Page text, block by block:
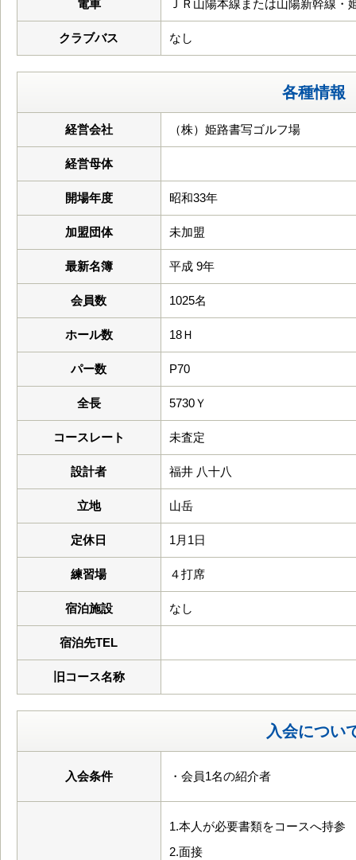
電車 ＪＲ山陽本線または山陽新幹線・
クラブバス なし
各種情報
経営会社 （株）姫路書写ゴルフ場
経営母体
開場年度 昭和33年
加盟団体 未加盟
最新名簿 平成 9年
会員数 1025名
ホール数 18Ｈ
パー数 P70
全長 5730Ｙ
コースレート 未査定
設計者 福井 八十八
立地 山岳
定休日 1月1日
練習場 ４打席
宿泊施設 なし
宿泊先TEL
旧コース名称
入会につい
入会条件 ・会員1名の紹介者
1.本人が必要書類をコースへ持参
2.面接